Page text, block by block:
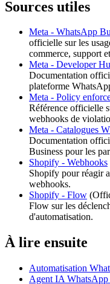
Sources utiles
Meta - WhatsApp
officielle sur les
commerce, support
Meta - Developer
Documentation
plateforme
Meta - Policy
Référence officielle
webhooks de
Meta - Catalogues
Documentation
Business pour les
Shopify - Webhooks
Shopify pour réagir
webhooks.
Shopify - Flow (
Flow sur les
d'automatisation.
À lire ensuite
Automatisation
Agent IA